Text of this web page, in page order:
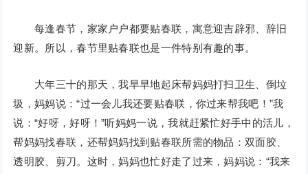
每逢春节，家家户户都要贴春联，寓意迎吉辟邪、辞旧
迎新。所以，春节里贴春联也是一件特别有趣的事。
大年三十的那天，我早早地起床帮妈妈打扫卫生、倒垃
圾，妈妈说：“过一会儿我还要贴春联，你过来帮我吧！”我
说：“好呀，好呀！”听妈妈一说，我就赶紧忙好手中的活儿，
帮妈妈找春联，还帮妈妈找到贴春联所需的物品：双面胶、
透明胶、剪刀。这时，妈妈也忙好走了过来，妈妈说：“我来